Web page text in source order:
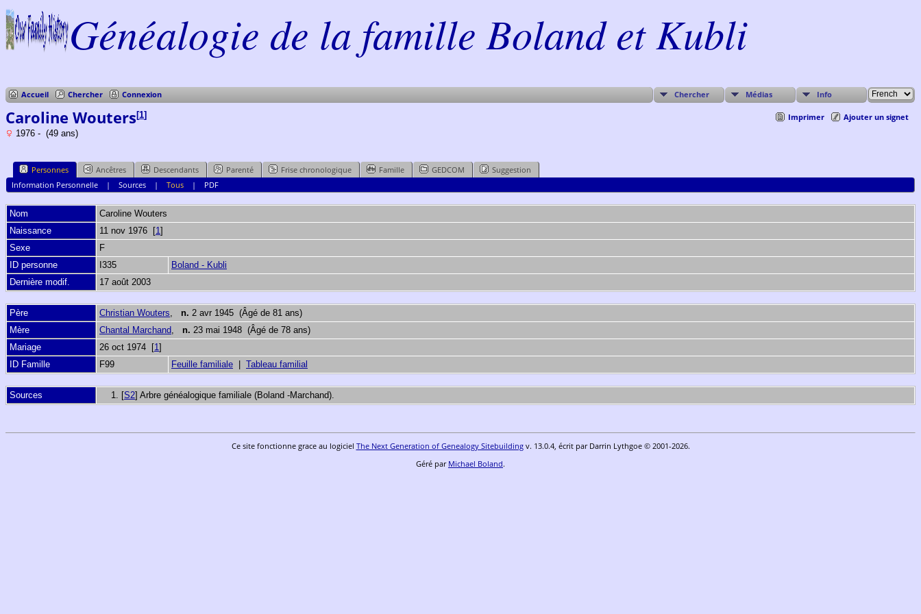
Généalogie de la famille Boland et Kubli
Accueil Chercher Connexion Chercher Médias Info
Imprimer Ajouter un signet
Caroline Wouters [1]
1976 - (49 ans)
Personnes Ancêtres Descendants Parenté Frise chronologique Famille GEDCOM
Suggestion
Information Personnelle| Sources| Tous| PDF
Nom Caroline Wouters
Naissance
11 nov 1976 [1]
Sexe
F
ID personne
I335
Boland - Kubli
Dernière modif.
17 août 2003
Père Christian Wouters, n. 2 avr 1945 (Âgé de 81 ans)
Mère
Chantal Marchand, n. 23 mai 1948 (Âgé de 78 ans)
Mariage
26 oct 1974 [1]
ID Famille
F99 Feuille familiale Tableau familial
Sources [S2] Arbre généalogique familiale (Boland -Marchand).
Ce site fonctionne grace au logiciel The Next Generation of Genealogy Sitebuildingv. 13.0.4, écrit par Darrin Lythgoe © 2001-2026.
Géré par Michael Boland.